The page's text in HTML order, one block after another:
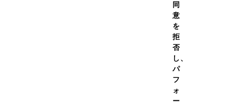
ーン1/2～１杯を目安にお召し上がりください。水の量はお
き、運動後のたんぱく質量として1回あたり0.3g×体重(kg)
ン1杯の量です。体重が60㎏であれば、0.3g×60=18gで、
同
意
を
拒
否
し、
パ
フ
ォ
ー